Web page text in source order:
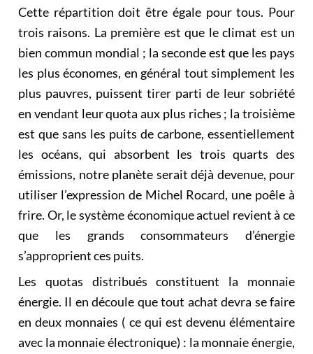
Cette répartition doit être égale pour tous. Pour
trois raisons. La première est que le climat est un
bien commun mondial ; la seconde est que les pays
les plus économes, en général tout simplement les
plus pauvres, puissent tirer parti de leur sobriété
en vendant leur quota aux plus riches ; la troisième
est que sans les puits de carbone, essentiellement
les océans, qui absorbent les trois quarts des
émissions, notre planète serait déjà devenue, pour
utiliser l’expression de Michel Rocard, une poêle à
frire. Or, le système économique actuel revient à ce
que les grands consommateurs d’énergie
s’approprient ces puits.
Les quotas distribués constituent la monnaie
énergie. Il en découle que tout achat devra se faire
en deux monnaies ( ce qui est devenu élémentaire
avec la monnaie électronique) : la monnaie énergie,